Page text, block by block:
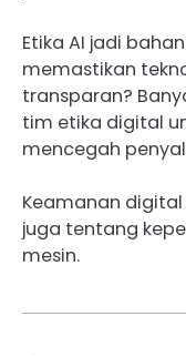
Etika AI jadi
memastikan
transparan?
tim etika digital
mencegah
Keamanan
juga tentang
mesin.